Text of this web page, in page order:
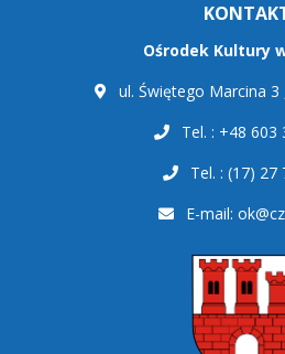
Ośrodek Kultury
ul. Świętego Marcina 3
Tel. : +48 603
Tel. : (17) 27
E-mail: